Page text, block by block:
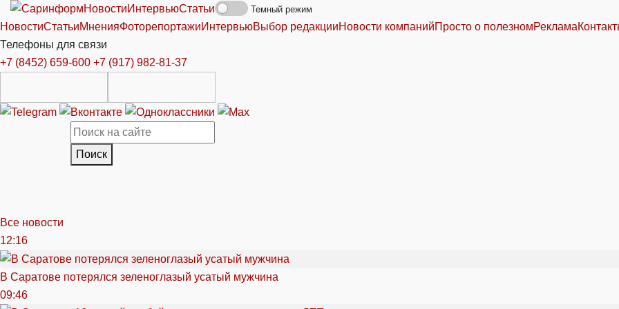
НовостиИнтервьюСтатьи Темный режим
НовостиСтатьиМненияФоторепортажиИнтервьюВыбор редакцииНовости компанийПросто о полезномРеклама
Телефоны для связи
+7 (8452) 659-600 +7 (917) 982-81-37
Поиск
Все новости
12:16
В Саратове потерялся зеленоглазый усатый мужчина
09:46